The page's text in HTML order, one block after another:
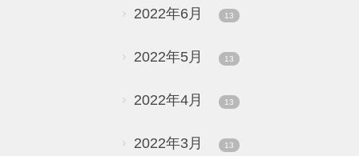
2022年6月 13
2022年5月 13
2022年4月 13
2022年3月 13